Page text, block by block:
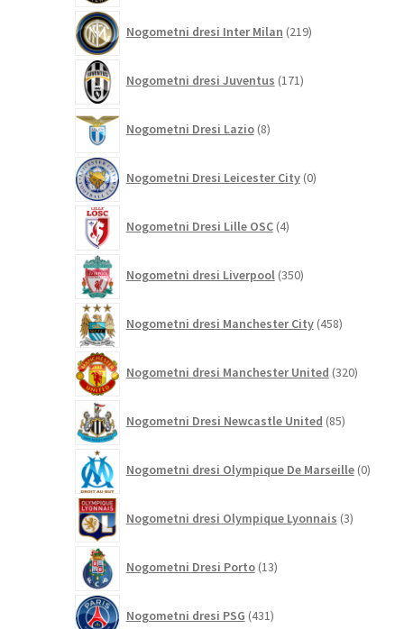
Nogometni dresi Inter Milan 219izdelkov
Nogometni dresi Juventus 171izdelkov
Nogometni Dresi Lazio 8izdelkov
Nogometni Dresi Leicester City 0izdelkov
Nogometni Dresi Lille OSC 4izdelki
Nogometni dresi Liverpool 350izdelkov
Nogometni dresi Manchester City 458izdelkov
Nogometni dresi Manchester United 320izdelkov
Nogometni Dresi Newcastle United 85izdelkov
Nogometni dresi Olympique De Marseille 0
Nogometni dresi Olympique Lyonnais 3izdelki
Nogometni Dresi Porto 13izdelkov
Nogometni dresi PSG 431izdelkov